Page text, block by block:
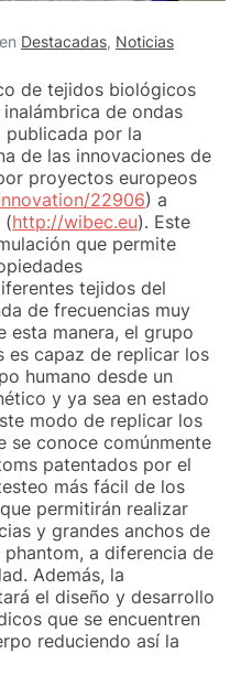
en Destacadas, Noticias
de tejidos biológicos
de ondas
publicada por la
de las innovaciones de
proyectos europeos
22906) a
(http://wibec.eu). Este
que permite
tejidos del
de frecuencias muy
esta manera, el grupo
es capaz de replicar los
humano desde un
y ya sea en estado
modo de replicar los
se conoce comúnmente
patentados por el
más fácil de los
permitirán realizar
y grandes anchos de
a diferencia de
Además, la
el diseño y desarrollo
que se encuentren
reduciendo así la